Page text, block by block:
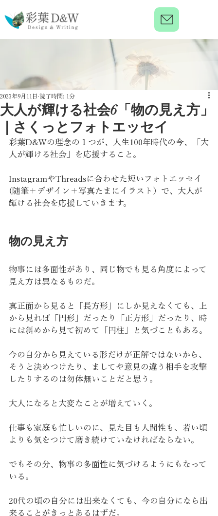
大人が輝ける社会6「物の見え方」
｜さくっとフォトエッセイ
2023年9月11日 読了時間: 1分
彩葉D&Wの理念の１つが、人生100年時代の今、「大
人が輝ける社会」を応援すること。
InstagramやThreadsに合わせた短いフォトエッセイ
(随筆＋デザイン＋写真たまにイラスト）で、大人が
輝ける社会を応援していきます。
物の見え方
物事には多面性があり、同じ物でも見る角度によって
見え方は異なるものだ。
真正面から見ると「長方形」にしか見えなくても、上
から見れば「円形」だったり「正方形」だったり、時
には斜めから見て初めて「円柱」と気づこともある。
今の自分から見えている形だけが正解ではないから、
そうと決めつけたり、ましてや意見の違う相手を攻撃
したりするのは勿体無いことだと思う。
大人になると大変なことが増えていく。
仕事も家庭も忙しいのに、見た目も人間性も、若い頃
よりも気をつけて磨き続けていなければならない。
でもその分、物事の多面性に気づけるようにもなって
いる。
20代の頃の自分には出来なくても、今の自分になら出
来ることがきっとあるはずだ。